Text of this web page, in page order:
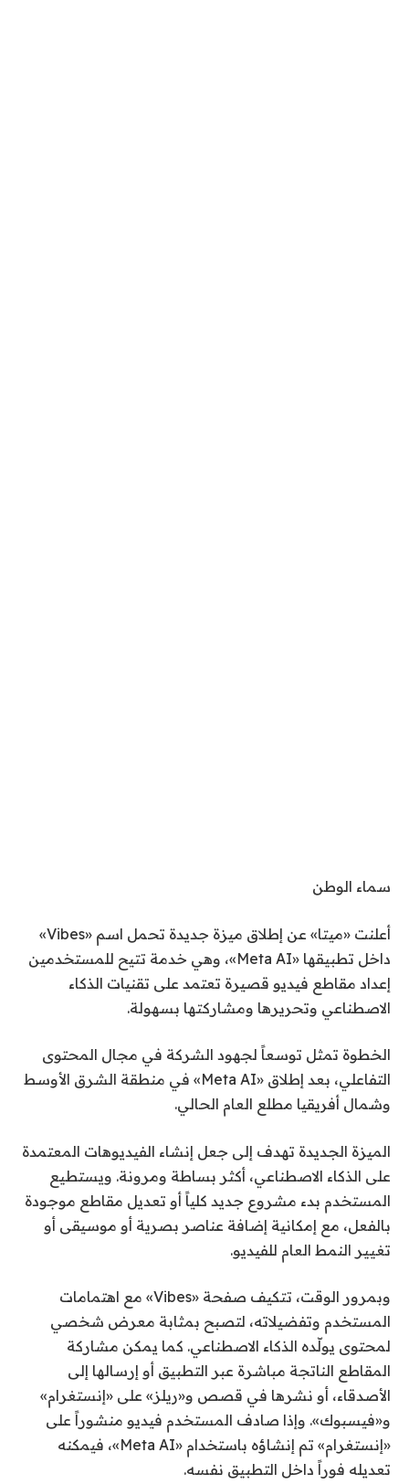
سماء الوطن
أعلنت «ميتا» عن إطلاق ميزة جديدة تحمل اسم «Vibes»
داخل تطبيقها «Meta AI»، وهي خدمة تتيح للمستخدمين
إعداد مقاطع فيديو قصيرة تعتمد على تقنيات الذكاء
الاصطناعي وتحريرها ومشاركتها بسهولة.
الخطوة تمثل توسعاً لجهود الشركة في مجال المحتوى
التفاعلي، بعد إطلاق «Meta AI» في منطقة الشرق الأوسط
وشمال أفريقيا مطلع العام الحالي.
الميزة الجديدة تهدف إلى جعل إنشاء الفيديوهات المعتمدة
على الذكاء الاصطناعي، أكثر بساطة ومرونة. ويستطيع
المستخدم بدء مشروع جديد كلياً أو تعديل مقاطع موجودة
بالفعل، مع إمكانية إضافة عناصر بصرية أو موسيقى أو
تغيير النمط العام للفيديو.
وبمرور الوقت، تتكيف صفحة «Vibes» مع اهتمامات
المستخدم وتفضيلاته، لتصبح بمثابة معرض شخصي
لمحتوى يولّده الذكاء الاصطناعي. كما يمكن مشاركة
المقاطع الناتجة مباشرة عبر التطبيق أو إرسالها إلى
الأصدقاء، أو نشرها في قصص و«ريلز» على «إنستغرام»
و«فيسبوك». وإذا صادف المستخدم فيديو منشوراً على
«إنستغرام» تم إنشاؤه باستخدام «Meta AI»، فيمكنه
تعديله فوراً داخل التطبيق نفسه.